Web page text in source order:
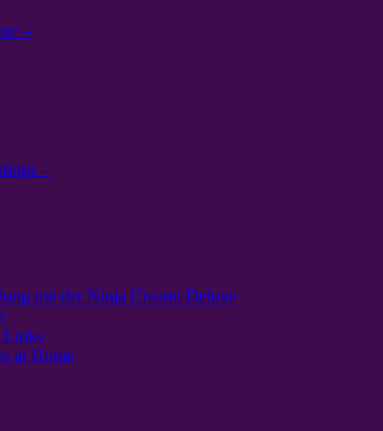
–
–
mit der Ninja Creami Deluxe
Links
at Home